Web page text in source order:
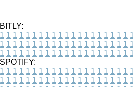
BITLY:
1 1 1 1 1 1 1 1 1 1 1 1 1 1 1 1 1 1 1 1
1 1 1 1 1 1 1 1 1 1 1 1 1 1 1 1 1 1 1 1
1 1 1 1 1 1 1 1 1 1 1 1 1 1 1 1 1 1 1 1
SPOTIFY:
1 1 1 1 1 1 1 1 1 1 1 1 1 1 1 1 1 1 1 1
1 1 1 1 1 1 1 1 1 1 1 1 1 1 1 1 1 1 1 1